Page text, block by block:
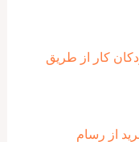
کار از طریق
از رسام